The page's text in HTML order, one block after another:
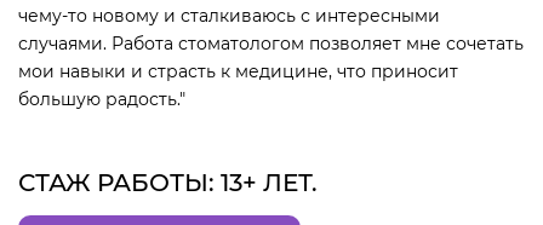
чему-то новому и сталкиваюсь с интересными
случаями. Работа стоматологом позволяет мне сочетать
мои навыки и страсть к медицине, что приносит
большую радость."
СТАЖ РАБОТЫ: 13+ ЛЕТ.